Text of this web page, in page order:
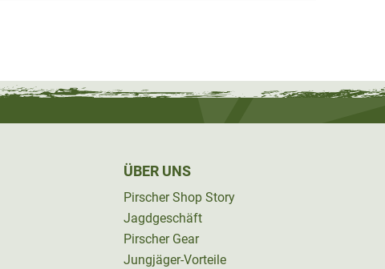
ÜBER UNS
Pirscher Shop Story
Jagdgeschäft
Pirscher Gear
Jungjäger-Vorteile